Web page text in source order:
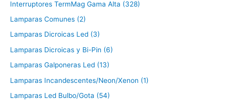
Interruptores TermMag Gama Alta (328)
Lamparas Comunes (2)
Lamparas Dicroicas Led (3)
Lamparas Dicroicas y Bi-Pin (6)
Lamparas Galponeras Led (13)
Lamparas Incandescentes/Neon/Xenon (1)
Lamparas Led Bulbo/Gota (54)